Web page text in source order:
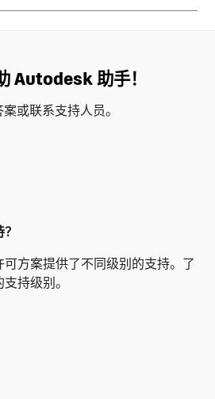
Autodesk 助手！
或联系支持人员。
方案提供了不同级别的支持。了
持级别。